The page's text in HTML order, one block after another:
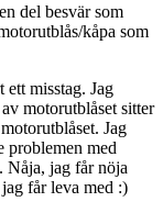
del besvär som
kåpa som
ett misstag. Jag
motorutblåset sitter
Jag
problemen med
Nåja, jag får nöja
får leva med :)